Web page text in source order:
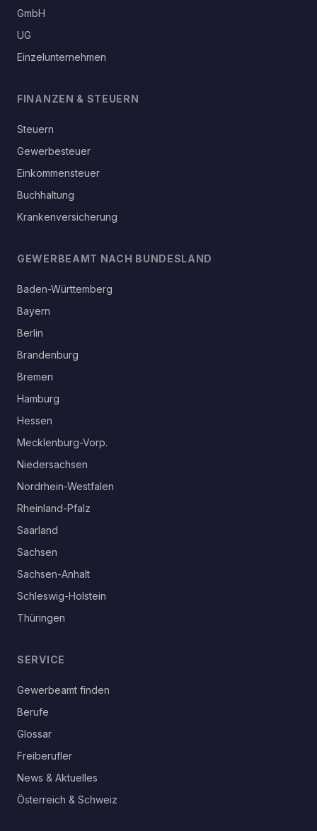
GmbH
UG
Einzelunternehmen
FINANZEN & STEUERN
Steuern
Gewerbesteuer
Einkommensteuer
Buchhaltung
Krankenversicherung
GEWERBEAMT NACH BUNDESLAND
Baden-Württemberg
Bayern
Berlin
Brandenburg
Bremen
Hamburg
Hessen
Mecklenburg-Vorp.
Niedersachsen
Nordrhein-Westfalen
Rheinland-Pfalz
Saarland
Sachsen
Sachsen-Anhalt
Schleswig-Holstein
Thüringen
SERVICE
Gewerbeamt finden
Berufe
Glossar
Freiberufler
News & Aktuelles
Österreich & Schweiz